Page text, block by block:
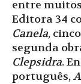
entre
Editora 34
Canela,
segunda
Clepsidra.
português,